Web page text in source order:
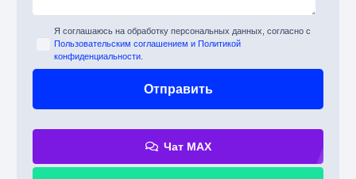
Я соглашаюсь на обработку персональных данных, согласно с
Пользовательским соглашением и Политикой
конфиденциальности.
Чат MAX